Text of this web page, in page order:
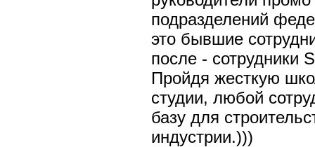
подразделений
это бывшие
после - сотрудники
Пройдя жесткую
студии, любой
базу для
индустрии.)))